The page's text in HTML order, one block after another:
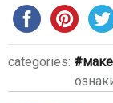
categories: